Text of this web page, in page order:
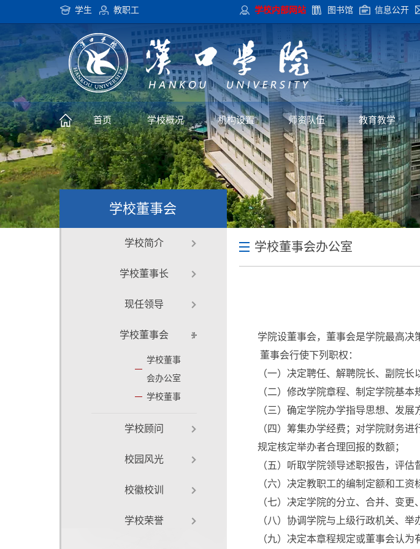
im电竞平台app下载
学生 教职工 学校内部网站 图书馆 信息公开
首页 学校概况 机构设置 师资队伍 教育教学
学校董事会
学校简介
学校董事长
现任领导
学校董事会
学校董事
会办公室
学校董事
学校顾问
校园风光
校徽校训
学校荣誉
学校董事会办公室
学院设董事会，董事会是学院最高决
董事会行使下列职权：
（一）决定聘任、解聘院长、副院长
（二）修改学院章程、制定学院基本
（三）确定学院办学指导思想、发
（四）筹集办学经费；对学院财务
规定核定举办者合理回报的数额；
（五）听取学院领导述职报告，评估
（六）决定教职工的编制定额和工资
（七）决定学院的分立、合并、变更
（八）协调学院与上级行政机关、举
（九）决定本章程规定或董事会认为